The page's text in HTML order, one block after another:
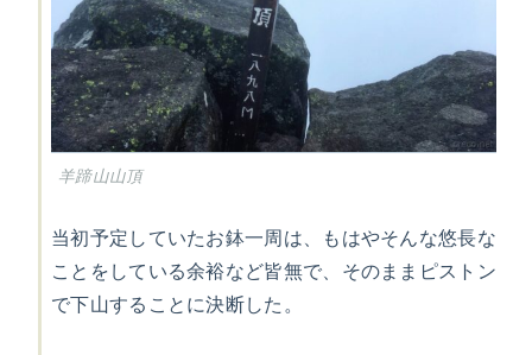
羊蹄山山頂
当初予定していたお鉢一周は、もはやそんな悠長な
ことをしている余裕など皆無で、そのままピストン
で下山することに決断した。